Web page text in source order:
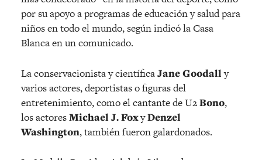
por su apoyo a programas de educación y salud para
niños en todo el mundo, según indicó la Casa
Blanca en un comunicado.
La conservacionista y científicaJane Goodally
varios actores, deportistas o figuras del
entretenimiento, como el cantante de U2Bono,
los actoresMichael J. FoxyDenzel
Washington, también fueron galardonados.